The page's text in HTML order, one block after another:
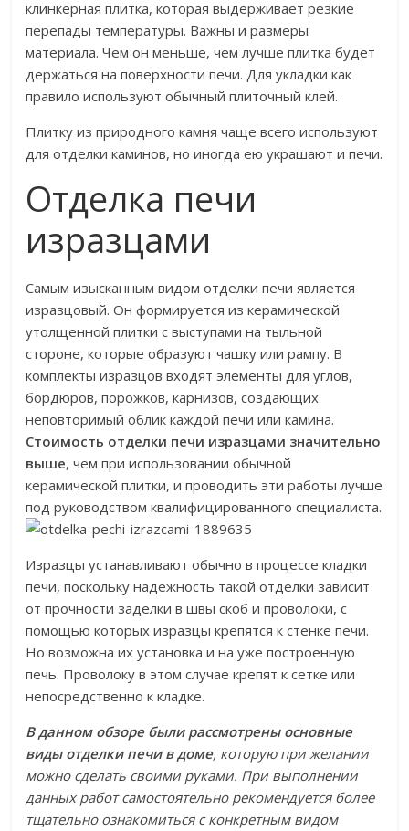
клинкерная плитка, которая выдерживает резкие
перепады температуры. Важны и размеры
материала. Чем он меньше, чем лучше плитка будет
держаться на поверхности печи. Для укладки как
правило используют обычный плиточный клей.
Плитку из природного камня чаще всего используют
для отделки каминов, но иногда ею украшают и печи.
Отделка печи
изразцами
Самым изысканным видом отделки печи является
изразцовый. Он формируется из керамической
утолщенной плитки с выступами на тыльной
стороне, которые образуют чашку или рампу. В
комплекты изразцов входят элементы для углов,
бордюров, порожков, карнизов, создающих
неповторимый облик каждой печи или камина.
Стоимость отделки печи изразцами значительно
выше, чем при использовании обычной
керамической плитки, и проводить эти работы лучше
под руководством квалифицированного специалиста.
Изразцы устанавливают обычно в процессе кладки
печи, поскольку надежность такой отделки зависит
от прочности заделки в швы скоб и проволоки, с
помощью которых изразцы крепятся к стенке печи.
Но возможна их установка и на уже построенную
печь. Проволоку в этом случае крепят к сетке или
непосредственно к кладке.
В данном обзоре были рассмотрены основные
виды отделки печи в доме, которую при желании
можно сделать своими руками. При выполнении
данных работ самостоятельно рекомендуется более
тщательно ознакомиться с конкретным видом